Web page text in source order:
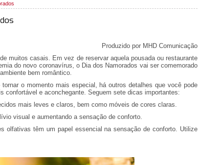
Produzido por MHD Comunicação
muitos casais. Em vez de reservar aquela pousada ou restaurante
do novo coronavírus, o Dia dos Namorados vai ser comemorado
bem romântico.
o momento mais especial, há outros detalhes que você pode
confortável e aconchegante. Seguem sete dicas importantes:
mais leves e claros, bem como móveis de cores claras.
visual e aumentando a sensação de conforto.
olfativas têm um papel essencial na sensação de conforto. Utilize